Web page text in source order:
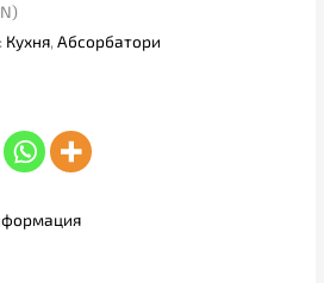
Кухня,Абсорбатори